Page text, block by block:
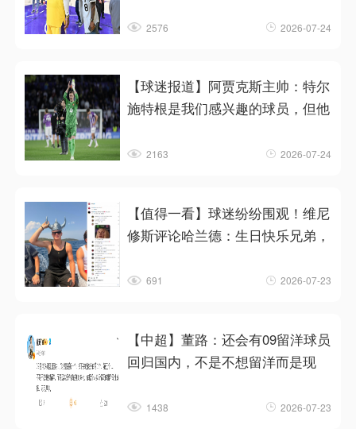
2576 2026-07-24
【球迷报道】阿贾克斯主帅：特尔
施特根是我们感兴趣的球员，但他
2163 2026-07-24
【值得一看】球迷纷纷围观！维尼
修斯评论哈兰德：生日快乐兄弟，
691 2026-07-23
【中超】董路：还会有09留洋球员
回归国内，不是不想留洋而是现
1438 2026-07-23